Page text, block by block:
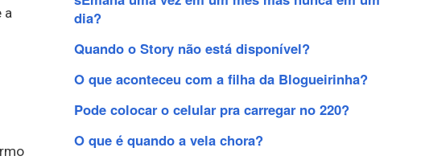
a
dia?
Quando o Story não está disponível?
O que aconteceu com a filha da Blogueirinha?
Pode colocar o celular pra carregar no 220?
O que é quando a vela chora?